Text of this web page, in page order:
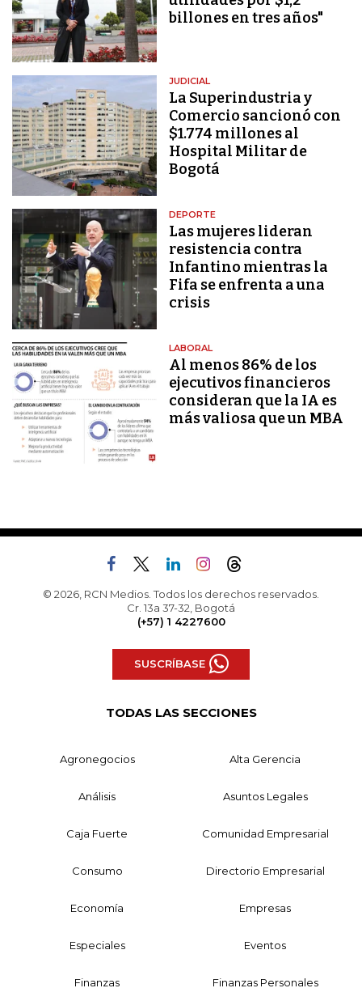
billones en tres años"
JUDICIAL
La Superindustria y
Comercio sancionó con
$1.774 millones al
Hospital Militar de
Bogotá
DEPORTE
Las mujeres lideran
resistencia contra
Infantino mientras la
Fifa se enfrenta a una
crisis
LABORAL
Al menos 86% de los
ejecutivos financieros
consideran que la IA es
más valiosa que un MBA
© 2026, RCN Medios. Todos los derechos reservados.
Cr. 13a 37-32, Bogotá
(+57) 1 4227600
SUSCRÍBASE
TODAS LAS SECCIONES
Agronegocios Alta Gerencia
Análisis Asuntos Legales
Caja Fuerte Comunidad Empresarial
Consumo Directorio Empresarial
Economía Empresas
Especiales Eventos
Finanzas Finanzas Personales